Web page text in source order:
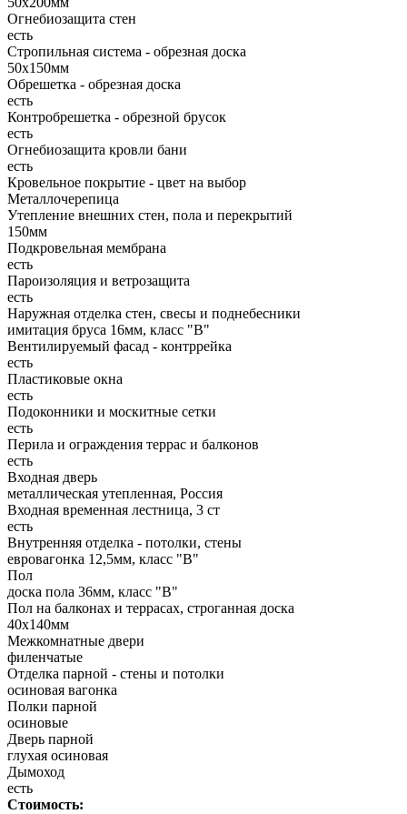
Огнебиозащита стен
есть
Стропильная система - обрезная доска
50х150мм
Обрешетка - обрезная доска
есть
Контробрешетка - обрезной брусок
есть
Огнебиозащита кровли бани
есть
Кровельное покрытие - цвет на выбор
Металлочерепица
Утепление внешних стен, пола и перекрытий
150мм
Подкровельная мембрана
есть
Пароизоляция и ветрозащита
есть
Наружная отделка стен, свесы и поднебесники
имитация бруса 16мм, класс "В"
Вентилируемый фасад - контррейка
есть
Пластиковые окна
есть
Подоконники и москитные сетки
есть
Перила и ограждения террас и балконов
есть
Входная дверь
металлическая утепленная, Россия
Входная временная лестница, 3 ст
есть
Внутренняя отделка - потолки, стены
евровагонка 12,5мм, класс "В"
Пол
доска пола 36мм, класс "B"
Пол на балконах и террасах, строганная доска
40х140мм
Межкомнатные двери
филенчатые
Отделка парной - стены и потолки
осиновая вагонка
Полки парной
осиновые
Дверь парной
глухая осиновая
Дымоход
есть
Стоимость: